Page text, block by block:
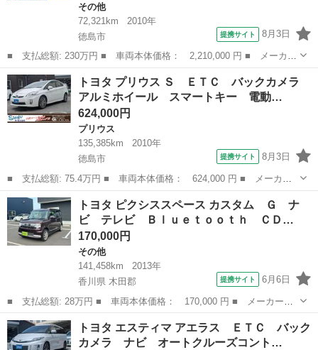
その他
72,321km
2010年
徳島市
提携サイト 8月3日
■ 支払総額: 230万円 ■ 車両本体価格： 2,210,000 円 ■ メーカー
名： トヨタ ■ 車種名： トヨエース ■ グレード名： ４００
０ｃｃ ２ｔ ２トン Ｗキャブロング ダブルキャブ ６速 ６Ｍ
Ｔ 標準ロ...
徳島 徳島市 その他
トヨタ プリウス Ｓ ＥＴＣ バックカメラ
アルミホイール スマートキー 電動…
624,000円
プリウス
135,385km
2010年
徳島市
提携サイト 8月3日
■ 支払総額: 75.4万円 ■ 車両本体価格： 624,000 円 ■ メーカー
名： トヨタ ■ 車種名： プリウス ■ グレード名： Ｓ ＥＴ
Ｃ バックカメラ アルミホイール スマートキー 電動格納ミラ
ー ＣＶＴ 盗難...
徳島 徳島市 プリウス
トヨタ ピクシススペース カスタム Ｇ ナ
ビ テレビ Ｂｌｕｅｔｏｏｔｈ ＣＤ…
170,000円
その他
141,458km
2013年
香川県 木田郡
提携サイト 6月6日
■ 支払総額: 28万円 ■ 車両本体価格： 170,000 円 ■ メーカー
名： トヨタ ■ 車種名： ピクシススペース ■ グレード名： カ
スタム Ｇ ナビ テレビ Ｂｌｕｅｔｏｏｔｈ ＣＤ ＤＶＤ ス
マートキー 電動...
香川 木田郡 その他
トヨタ エスティマ アエラス ＥＴＣ バック
カメラ ナビ オートクルーズコント…